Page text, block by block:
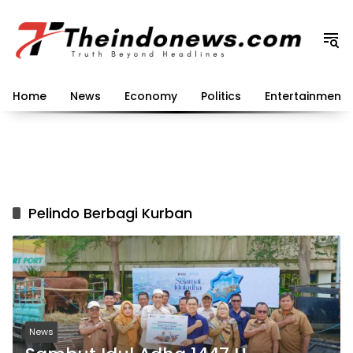
konten
Home News Economy Politics Entertainment
Pelindo Berbagi Kurban
News